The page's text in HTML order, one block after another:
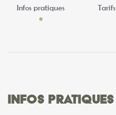
Infos pratiques Tarifs
Infos pratiques